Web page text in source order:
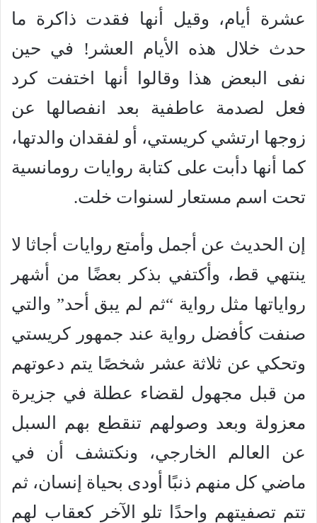
عشرة أيام، وقيل أنها فقدت ذاكرة ما
حدث خلال هذه الأيام العشر! في حين
نفى البعض هذا وقالوا أنها اختفت كرد
فعل لصدمة عاطفية بعد انفصالها عن
زوجها ارتشي كريستي، أو لفقدان والدتها،
كما أنها دأبت على كتابة روايات رومانسية
تحت اسم مستعار لسنوات خلت.
إن الحديث عن أجمل وأمتع روايات أجاثا لا
ينتهي قط، وأكتفي بذكر بعضًا من أشهر
رواياتها مثل رواية “ثم لم يبق أحد” والتي
صنفت كأفضل رواية عند جمهور كريستي
وتحكي عن ثلاثة عشر شخصًا يتم دعوتهم
من قبل مجهول لقضاء عطلة في جزيرة
معزولة وبعد وصولهم تنقطع بهم السبل
عن العالم الخارجي، ونكتشف أن في
ماضي كل منهم ذنبًا أودى بحياة إنسان، ثم
تتم تصفيتهم واحدًا تلو الآخر كعقاب لهم